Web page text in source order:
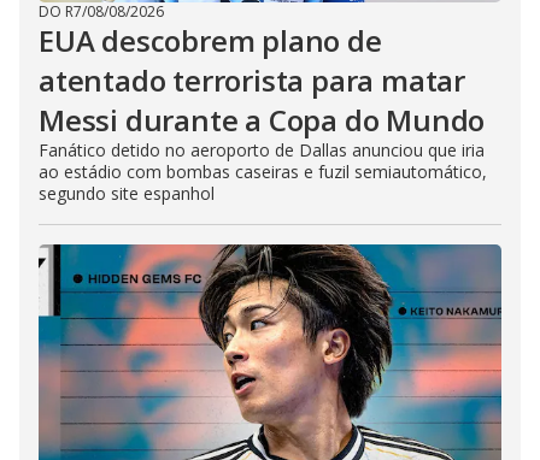
DO R7/08/08/2026
EUA descobrem plano de
atentado terrorista para matar
Messi durante a Copa do Mundo
Fanático detido no aeroporto de Dallas anunciou que iria
ao estádio com bombas caseiras e fuzil semiautomático,
segundo site espanhol